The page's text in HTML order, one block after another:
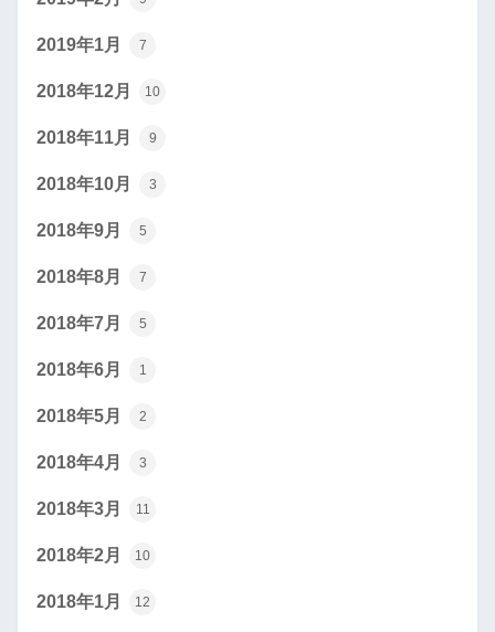
2019年1月 7
2018年12月 10
2018年11月 9
2018年10月 3
2018年9月 5
2018年8月 7
2018年7月 5
2018年6月 1
2018年5月 2
2018年4月 3
2018年3月 11
2018年2月 10
2018年1月 12